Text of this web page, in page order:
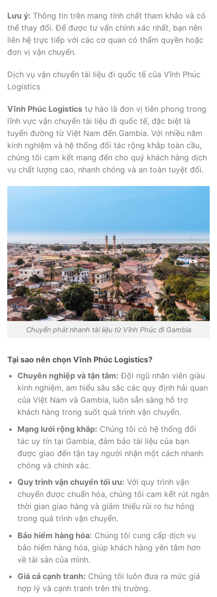
Lưu ý: Thông tin trên mang tính chất tham khảo và có
thể thay đổi. Để được tư vấn chính xác nhất, bạn nên
liên hệ trực tiếp với các cơ quan có thẩm quyền hoặc
đơn vị vận chuyển.
Dịch vụ vận chuyển tài liệu đi quốc tế của Vĩnh Phúc
Logistics
Vĩnh Phúc Logistics tự hào là đơn vị tiên phong trong
lĩnh vực vận chuyển tài liệu đi quốc tế, đặc biệt là
tuyến đường từ Việt Nam đến Gambia. Với nhiều năm
kinh nghiệm và hệ thống đối tác rộng khắp toàn cầu,
chúng tôi cam kết mang đến cho quý khách hàng dịch
vụ chất lượng cao, nhanh chóng và an toàn tuyệt đối.
Chuyển phát nhanh tài liệu từ Vĩnh Phúc đi Gambia
Tại sao nên chọn Vĩnh Phúc Logistics?
Chuyên nghiệp và tận tâm: Đội ngũ nhân viên giàu
kinh nghiệm, am hiểu sâu sắc các quy định hải quan
của Việt Nam và Gambia, luôn sẵn sàng hỗ trợ
khách hàng trong suốt quá trình vận chuyển.
Mạng lưới rộng khắp: Chúng tôi có hệ thống đối
tác uy tín tại Gambia, đảm bảo tài liệu của bạn
được giao đến tận tay người nhận một cách nhanh
chóng và chính xác.
Quy trình vận chuyển tối ưu: Với quy trình vận
chuyển được chuẩn hóa, chúng tôi cam kết rút ngắn
thời gian giao hàng và giảm thiểu rủi ro hư hỏng
trong quá trình vận chuyển.
Bảo hiểm hàng hóa: Chúng tôi cung cấp dịch vụ
bảo hiểm hàng hóa, giúp khách hàng yên tâm hơn
về tài sản của mình.
Giá cả cạnh tranh: Chúng tôi luôn đưa ra mức giá
hợp lý và cạnh tranh trên thị trường.